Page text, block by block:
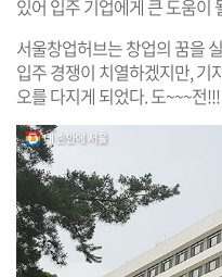
있어 입주 기업에게 큰 도움이
서울창업허브는 창업의 꿈을
입주 경쟁이 치열하겠지만, 기
오를 다지게 되었다. 도~~~전!!!